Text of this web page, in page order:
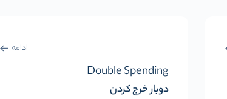
ادامه
Double Spending
دوبار خرج کردن